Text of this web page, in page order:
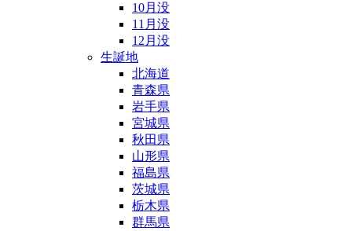
10月没
11月没
12月没
生誕地
北海道
青森県
岩手県
宮城県
秋田県
山形県
福島県
茨城県
栃木県
群馬県